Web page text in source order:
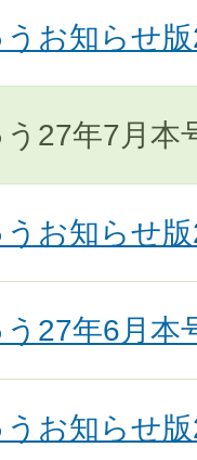
お知らせ
27年7月本
お知らせ
27年6月本
お知らせ